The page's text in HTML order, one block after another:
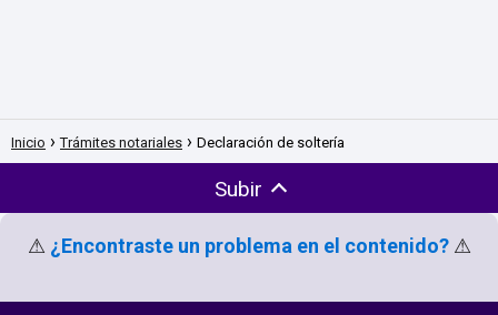
Inicio Trámites notariales Declaración de soltería
Subir
⚠ ¿Encontraste un problema en el contenido? ⚠